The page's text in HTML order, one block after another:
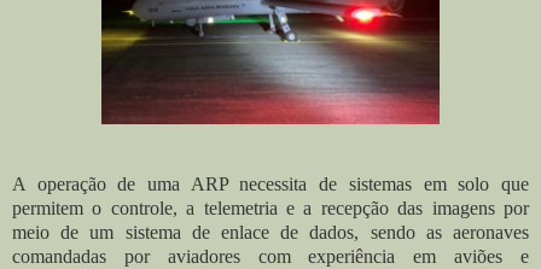
A operação de uma ARP necessita de sistemas em solo que
permitem o controle, a telemetria e a recepção das imagens por
meio de um sistema de enlace de dados, sendo as aeronaves
comandadas por aviadores com experiência em aviões e